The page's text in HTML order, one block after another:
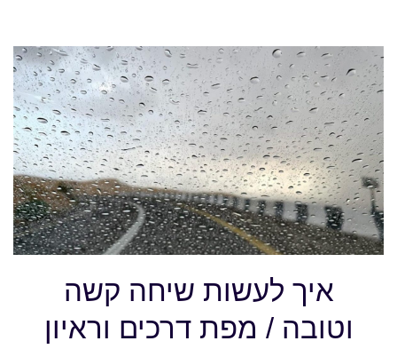
איך לעשות שיחה קשה
וטובה / מפת דרכים וראיון